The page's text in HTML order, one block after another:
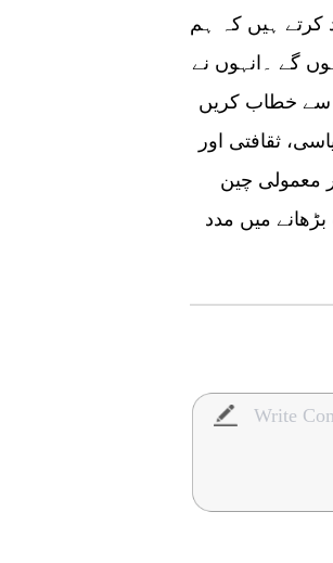
کرتے ہیں کہ ہم
گے ۔انہوں نے
سے خطاب کریں
ثقافتی اور
معمولی چین
میں مدد